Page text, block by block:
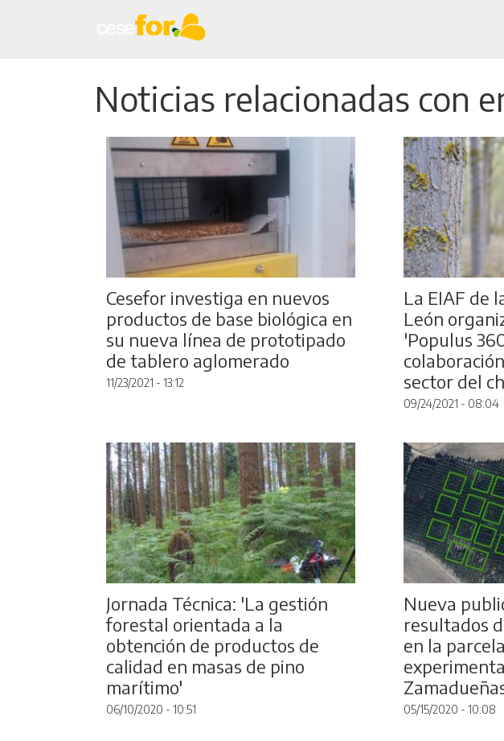
Noticias relacionadas con
Cesefor investiga en nuevos
productos de base biológica en
su nueva línea de prototipado
de tablero aglomerado
11/23/2021 - 13:12
La EIAF de
León
'Populus
sector del
09/24/2021 - 08:04
Jornada Técnica: 'La gestión
forestal orientada a la
obtención de productos de
calidad en masas de pino
marítimo'
06/10/2020 - 10:51
Nueva
resultados
en la
05/15/2020 - 10:08